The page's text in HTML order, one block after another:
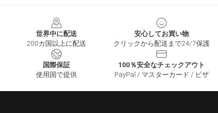
世界中に配送
200カ国以上に配送
安心してお買い物
クリックから配送まで24/7保護
国際保証
使用国で提供
100％安全なチェックアウト
PayPal / マスターカード / ビザ